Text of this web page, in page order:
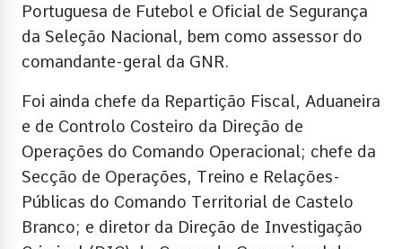
Portuguesa de Futebol e Oficial de Segurança
da Seleção Nacional, bem como assessor do
comandante-geral da GNR.
Foi ainda chefe da Repartição Fiscal, Aduaneira
e de Controlo Costeiro da Direção de
Operações do Comando Operacional; chefe da
Secção de Operações, Treino e Relações-
Públicas do Comando Territorial de Castelo
Branco; e diretor da Direção de Investigação